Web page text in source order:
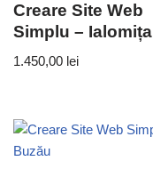
Creare Site Web
Simplu – Ialomița
1.450,00 lei